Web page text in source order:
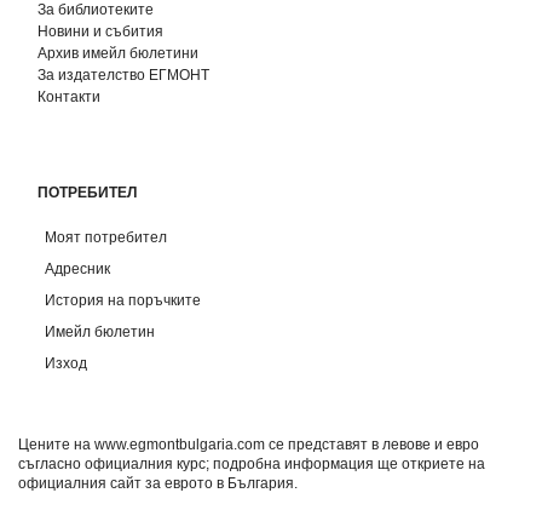
За библиотеките
Новини и събития
Архив имейл бюлетини
За издателство ЕГМОНТ
Контакти
ПОТРЕБИТЕЛ
Моят потребител
Адресник
История на поръчките
Имейл бюлетин
Изход
Цените на www.egmontbulgaria.com се представят в левове и евро
съгласно официалния курс; подробна информация ще откриете на
официалния сайт за еврото в България